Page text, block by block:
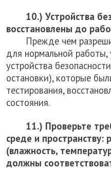
10.) Устройства
восстановлены до
Прежде чем
для нормальной работы,
устройства
остановки), которые
тестирования,
состояния.
11.) Проверьте
среде и пространству:
(влажность,
должны